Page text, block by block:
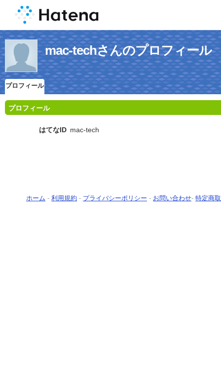
mac-techさんのプロフィール
プロフィール
プロフィール
はてなID mac-tech
ホーム - 利用規約 - プライバシーポリシー - お問い合わせ- 特定商